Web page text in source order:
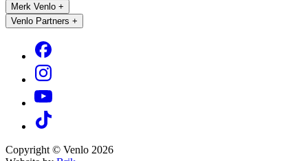
Merk Venlo +
Venlo Partners +
Copyright © Venlo 2026